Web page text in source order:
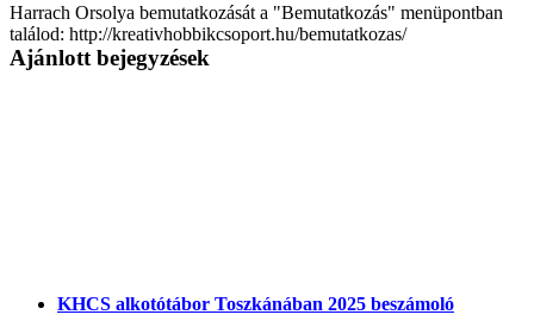
Harrach Orsolya bemutatkozását a "Bemutatkozás" menüpontban
találod: http://kreativhobbikcsoport.hu/bemutatkozas/
Ajánlott bejegyzések
KHCS alkotótábor Toszkánában 2025 beszámoló